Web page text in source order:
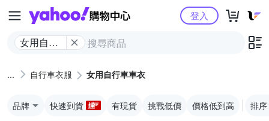
Yahoo購物中心
女用自行
登入
自行車衣服 女用自行車車衣
品牌 快速到貨 有現貨 挑戰低價 價格低到高 排序